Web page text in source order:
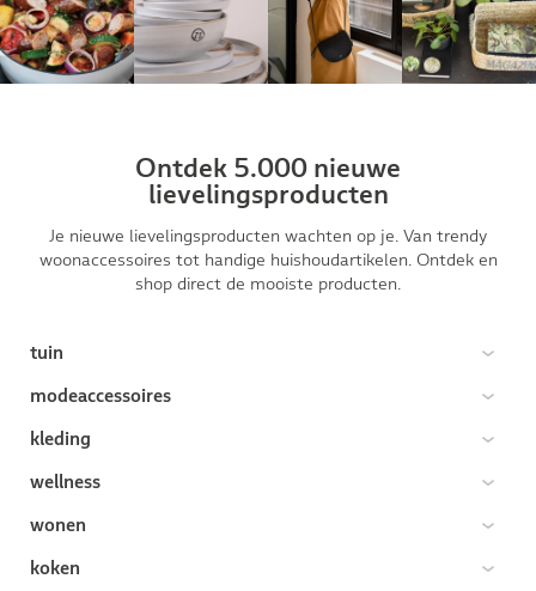
Ontdek 5.000 nieuwe
lievelingsproducten
Je nieuwe lievelingsproducten wachten op je. Van trendy
woonaccessoires tot handige huishoudartikelen. Ontdek en
shop direct de mooiste producten.
tuin
modeaccessoires
kleding
wellness
wonen
koken